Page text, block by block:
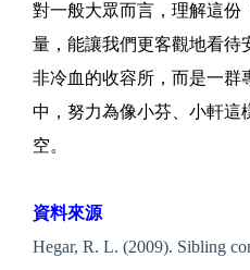
對一般大眾而言，理解這份
量，能讓我們更客觀地看待
非冷血的收容所，而是一群
中，努力為像小芬、小軒這
空。
資料來源
Hegar, R. L. (2009). Sibling